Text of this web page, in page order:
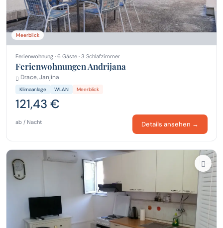
Meerblick
Ferienwohnung · 6 Gäste · 3 Schlafzimmer
Ferienwohnungen Andrijana
Drace, Janjina
Klimaanlage WLAN Meerblick
121,43 €
ab / Nacht Details ansehen →